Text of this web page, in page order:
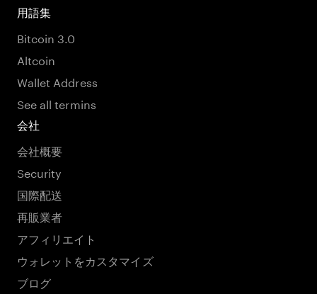
用語集
Bitcoin 3.0
Altcoin
Wallet Address
See all termins
会社
会社概要
Security
国際配送
再販業者
アフィリエイト
ウォレットをカスタマイズ
ブログ